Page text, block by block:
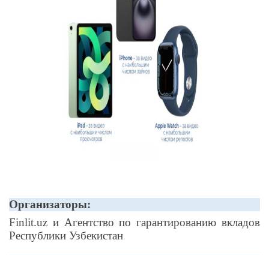
Организаторы:
Finlit.uz и Агентство по гарантированию вкладов
Республики Узбекистан